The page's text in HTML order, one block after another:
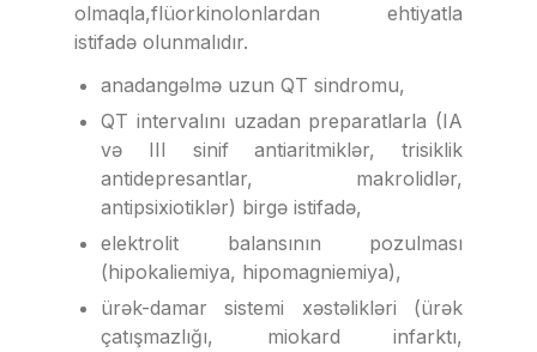
olmaqla,flüorkinolonlardan ehtiyatla
istifadə olunmalıdır.
anadangəlmə uzun QT sindromu,
QT intervalını uzadan preparatlarla (IA
və III sinif antiaritmiklər, trisiklik
antidepresantlar, makrolidlər,
antipsixiotiklər) birgə istifadə,
elektrolit balansının pozulması
(hipokaliemiya, hipomagniemiya),
ürək-damar sistemi xəstəlikləri (ürək
çatışmazlığı, miokard infarktı,